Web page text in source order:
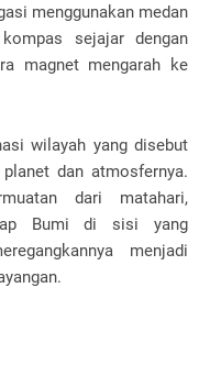
menggunakan medan
sejajar dengan
magnet mengarah ke
wilayah yang disebut
dan atmosfernya.
dari matahari,
Bumi di sisi yang
menjadi